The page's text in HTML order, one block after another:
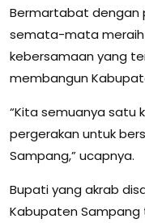
Bermartabat dengan
semata-mata
kebersamaan yang
membangun
“Kita semuanya satu
pergerakan untuk
Sampang,” ucapnya.
Bupati yang akrab
Kabupaten